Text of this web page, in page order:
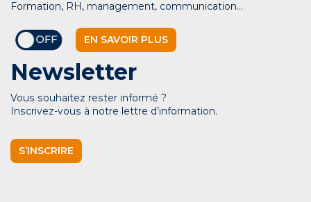
Formation, RH, management, communication…
EN SAVOIR PLUS
Newsletter
Vous souhaitez rester informé ?
Inscrivez-vous à notre lettre d’information.
S’INSCRIRE